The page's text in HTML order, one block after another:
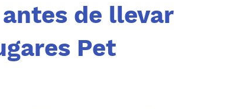
de llevar
Pet